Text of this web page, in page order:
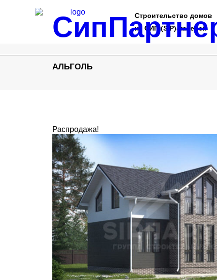
Строительство домов
из СИП (SIP)-панелей
АЛЬГОЛЬ
Распродажа!